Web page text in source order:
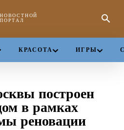
НОВОСТНОЙ
ПОРТАЛ
КРАСОТА ИГРЫ
построен
в рамках
реновации